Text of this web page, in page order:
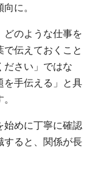
に。
どのような仕事を
伝えておくこと
ださい」ではな
を手伝える」と具
始めに丁寧に確認
すると、関係が長